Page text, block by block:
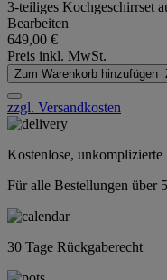
3-teiliges Kochgeschirrset
Bearbeiten
649,00 €
Preis inkl. MwSt.
Zum Warenkorb hinzufügen
zzgl. Versandkosten
Kostenlose,
Für alle Bestellungen über
30 Tage Rückgaberecht